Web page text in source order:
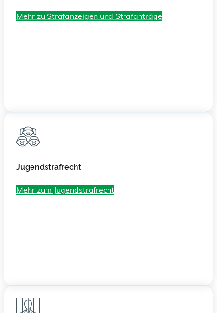
Mehr zu Strafanzeigen und Strafanträge
Jugend­strafrecht
Mehr zum Jugend­strafrecht